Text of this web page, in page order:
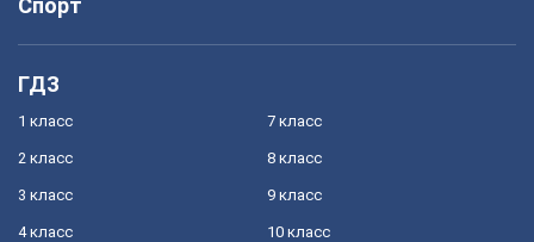
Спорт
ГДЗ
1 класс
2 класс
3 класс
4 класс
7 класс
8 класс
9 класс
10 класс